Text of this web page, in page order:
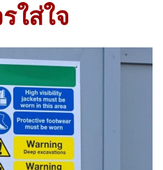
ใส่ใจ